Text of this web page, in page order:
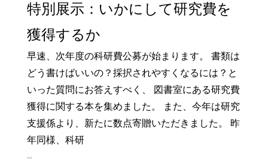
特別展示：いかにして研究費を
獲得するか
早速、次年度の科研費公募が始まります。 書類は
どう書けばいいの？採択されやすくなるには？と
いった質問にお答えすべく、 図書室にある研究費
獲得に関する本を集めました。 また、今年は研究
支援係より、新たに数点寄贈いただきました。 昨
年同様、科研
…